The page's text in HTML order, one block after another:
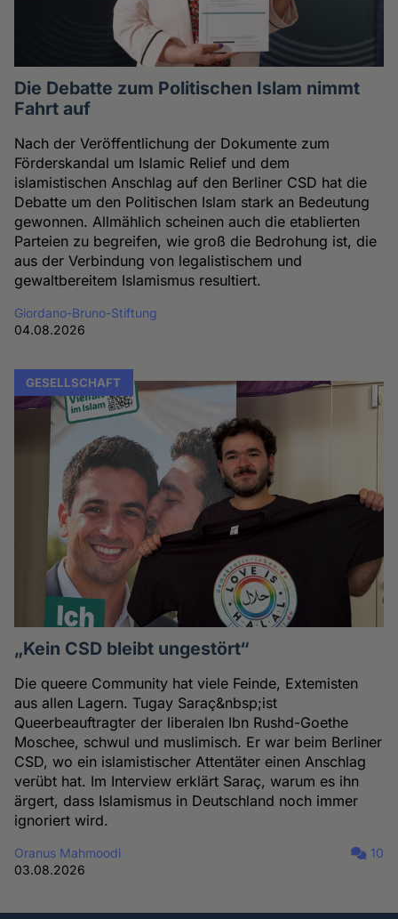
Die Debatte zum Politischen Islam nimmt
Fahrt auf
Nach der Veröffentlichung der Dokumente zum
Förderskandal um Islamic Relief und dem
islamistischen Anschlag auf den Berliner CSD hat die
Debatte um den Politischen Islam stark an Bedeutung
gewonnen. Allmählich scheinen auch die etablierten
Parteien zu begreifen, wie groß die Bedrohung ist, die
aus der Verbindung von legalistischem und
gewaltbereitem Islamismus resultiert.
Giordano-Bruno-Stiftung
04.08.2026
GESELLSCHAFT
„Kein CSD bleibt ungestört“
Die queere Community hat viele Feinde, Extemisten
aus allen Lagern. Tugay Saraç&nbsp;ist
Queerbeauftragter der liberalen Ibn Rushd-Goethe
Moschee, schwul und muslimisch. Er war beim Berliner
CSD, wo ein islamistischer Attentäter einen Anschlag
verübt hat. Im Interview erklärt Saraç, warum es ihn
ärgert, dass Islamismus in Deutschland noch immer
ignoriert wird.
Oranus Mahmoodi
03.08.2026
10